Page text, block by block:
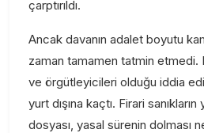
çarptırıldı.
Ancak davanın adalet boyutu
zaman tamamen tatmin etmedi.
ve örgütleyicileri olduğu iddia
yurt dışına kaçtı. Firari sanıkların
dosyası, yasal sürenin dolması